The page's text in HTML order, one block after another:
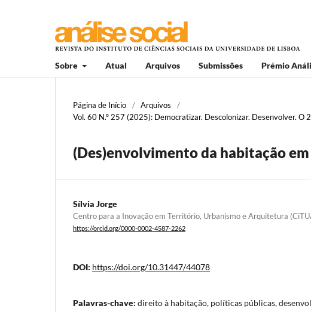
Sobre Atual Arquivos Submissões Prémio
Página de Início / Arquivos
/
Vol. 60 N.º 257 (2025): Democratizar. Descolonizar. Desenvolver. O
(Des)envolvimento da habitação
Sílvia Jorge
Centro para a Inovação em Território, Urbanismo e Arquitetura
https://orcid.org/0000-0002-4587-2262
DOI: https://doi.org/10.31447/44078
Palavras-chave: direito à habitação, políticas públicas,